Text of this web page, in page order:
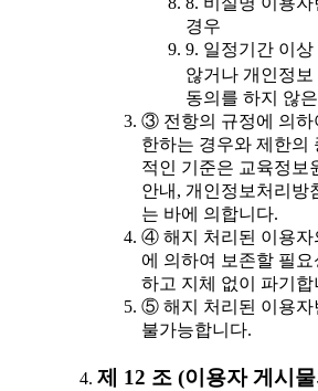
경우
9. 일정기간 이상
않거나 개인정보
동의를 하지 않
③ 전항의 규정에 의하
한하는 경우와 제한의
적인 기준은 교육정보
안내, 개인정보처리방
는 바에 의합니다.
④ 해지 처리된 이용자
에 의하여 보존할 필
하고 지체 없이 파기합
⑤ 해지 처리된 이용자
불가능합니다.
제 12 조 (이용자 게시